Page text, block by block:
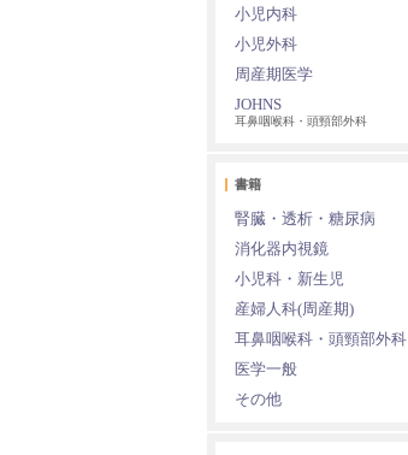
小児内科
小児外科
周産期医学
JOHNS
耳鼻咽喉科・頭頸部外科
書籍
腎臓・透析・糖尿病
消化器内視鏡
小児科・新生児
産婦人科(周産期)
耳鼻咽喉科・頭頸部外科
医学一般
その他